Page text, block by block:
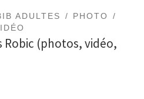
ADULTES
PHOTO
Robic (photos, vidéo,